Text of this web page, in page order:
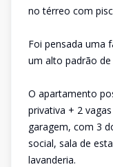
no térreo com
Foi pensada uma
um alto padrão
O apartamento
privativa + 2
garagem, com 3
social, sala de
lavanderia.